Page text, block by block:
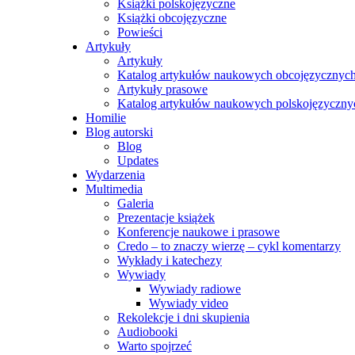
Książki polskojęzyczne
Książki obcojęzyczne
Powieści
Artykuły
Artykuły
Katalog artykułów naukowych
Artykuły prasowe
Katalog artykułów naukowych
Homilie
Blog autorski
Blog
Updates
Wydarzenia
Multimedia
Galeria
Prezentacje książek
Konferencje naukowe i prasowe
Credo – to znaczy wierzę – cykl komentarzy
Wykłady i katechezy
Wywiady
Wywiady radiowe
Wywiady video
Rekolekcje i dni skupienia
Audiobooki
Warto spojrzeć